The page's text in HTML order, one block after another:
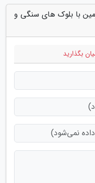
با بلوک های سنگی و
بگذارید